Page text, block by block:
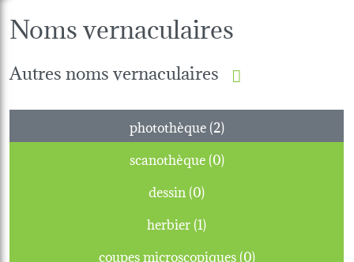
Noms vernaculaires
Autres noms vernaculaires
photothèque (2)
scanothèque (0)
dessin (0)
herbier (1)
coupes microscopiques (0)